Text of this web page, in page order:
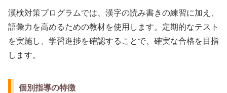
漢検対策プログラムでは、漢字の読み書きの練習に加え、
語彙力を高めるための教材を使用します。定期的なテスト
を実施し、学習進捗を確認することで、確実な合格を目指
します。
個別指導の特徴